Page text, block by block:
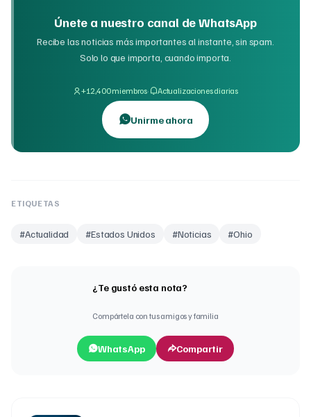
Únete a nuestro canal de WhatsApp
Recibe las noticias más importantes al instante, sin spam.
Solo lo que importa, cuando importa.
+12,400 miembros· Actualizaciones diarias
Unirme ahora
ETIQUETAS
#Actualidad #Estados Unidos #Noticias #Ohio
¿Te gustó esta nota?
Compártela con tus amigos y familia
WhatsApp Compartir